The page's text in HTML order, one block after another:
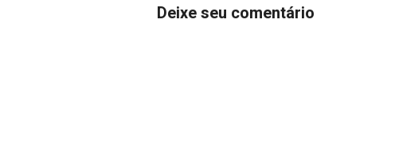
Deixe seu comentário